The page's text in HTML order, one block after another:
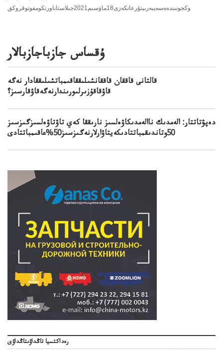
وكجونىندەەسەپبەرىپتۇرعانكەزى18ماۋسىم2021جىلاستاناورتكومفوتوقروكق
ۇقساس جازباجازبالار
قالتانى قاققان قاققانشىلىققاقىمباتشىلىققادار نەگە
قاۋقاقۇزىرلىورىندارنەگەقاۋقارسىز؟
دەپۋتاتتار: الەمدىك ناالەمدىكاۋەلسىز نارىققا كەي تاۋتاۋەلسىزگىزسىز
50وتاندىقمباتتادىكەيتاۋارلارنەگىزسىز50%عاقىمباتتادى
رەداكتسيا تاڭداۋىتاڭداۋى